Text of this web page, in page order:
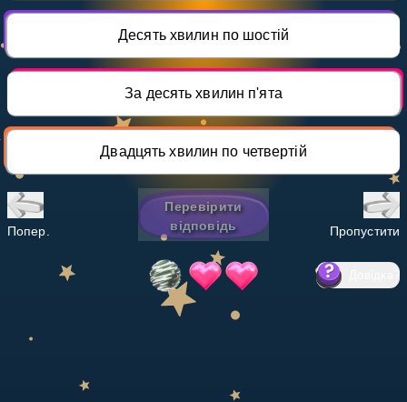
Select curriculum
Десять хвилин по шостій
За десять хвилин п'ята
Двадцять хвилин по четвертій
Попер.
Перевірити
відповідь
Пропустити
?